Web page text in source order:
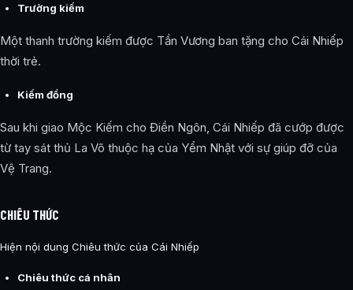
Trường kiếm
Một thanh trường kiếm được Tần Vương ban tặng cho Cái Nhiếp
thời trẻ.
Kiếm đồng
Sau khi giao Mộc Kiếm cho Điền Ngôn, Cái Nhiếp đã cướp được
từ tay sát thủ La Võ thuộc hạ của Yểm Nhật với sự giúp đỡ của
Vệ Trang.
CHIÊU THỨC
Hiện nội dung Chiêu thức của Cái Nhiếp
Chiêu thức cá nhân